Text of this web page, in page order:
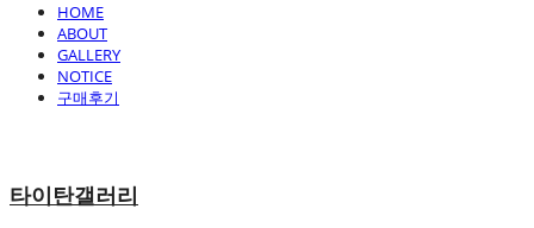
HOME
ABOUT
GALLERY
NOTICE
구매후기
타이탄갤러리